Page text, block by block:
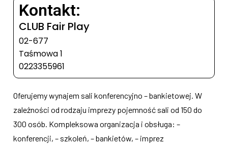
Kontakt:
CLUB Fair Play
02-677
Taśmowa 1
0223355961
Oferujemy wynajem sali konferencyjno – bankietowej. W
zależności od rodzaju imprezy pojemność sali od 150 do
300 osób. Kompleksowa organizacja i obsługa: –
konferencji, – szkoleń, – bankietów, – imprez